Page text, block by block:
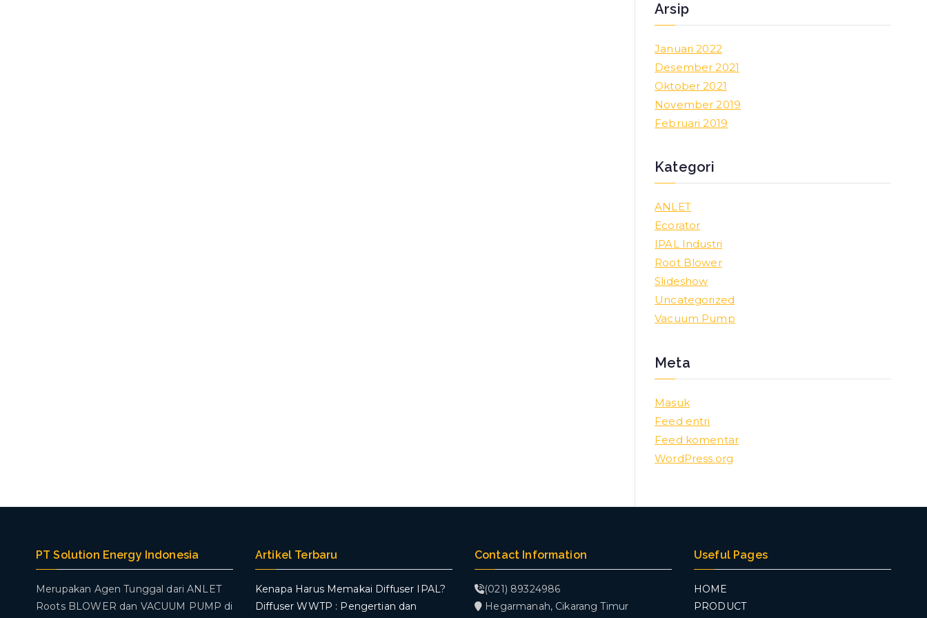
Arsip
Januari 2022
Desember 2021
Oktober 2021
November 2019
Februari 2019
Kategori
ANLET
Ecorator
IPAL Industri
Root Blower
Slideshow
Uncategorized
Vacuum Pump
Meta
Masuk
Feed entri
Feed komentar
WordPress.org
PT Solution Energy Indonesia
Merupakan Agen Tunggal dari ANLET
Roots BLOWER dan VACUUM PUMP di
Artikel Terbaru
Kenapa Harus Memakai Diffuser IPAL?
Diffuser WWTP : Pengertian dan
Contact Information
(021) 89324986
Hegarmanah, Cikarang Timur
Useful Pages
HOME
PRODUCT